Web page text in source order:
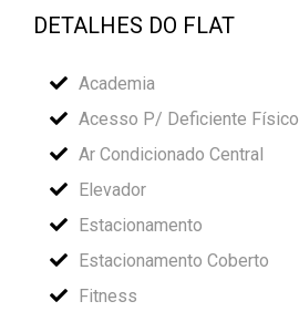
DETALHES DO FLAT
Academia
Acesso P/ Deficiente Físico
Ar Condicionado Central
Elevador
Estacionamento
Estacionamento Coberto
Fitness